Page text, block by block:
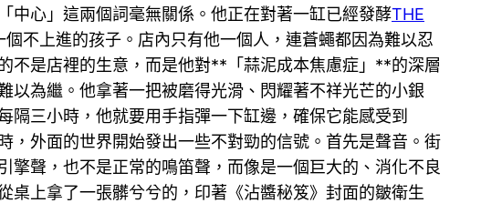
中心」這兩個詞毫無關係。他正在對著一缸已經發酵THE
不上進的孩子。店內只有他一個人，連蒼蠅都因為難以忍
不是店裡的生意，而是他對**「蒜泥成本焦慮症」**的深層
為繼。他拿著一把被磨得光滑、閃耀著不祥光芒的小銀
三小時，他就要用手指彈一下缸邊，確保它能感受到
，外面的世界開始發出一些不對勁的信號。首先是聲音。街
聲，也不是正常的鳴笛聲，而像是一個巨大的、消化不良
桌上拿了一張髒兮兮的，印著《沾醬秘笈》封面的皺衛生